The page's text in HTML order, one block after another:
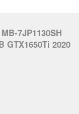
7JP1130SH
GTX1650Ti 2020